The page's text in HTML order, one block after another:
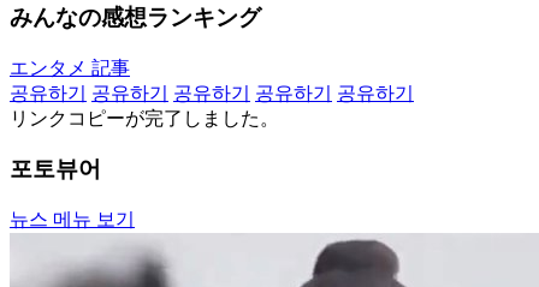
みんなの感想ランキング
エンタメ 記事
공유하기
공유하기 공유하기 공유하기
공유하기
リンクコピーが完了しました。
포토뷰어
뉴스 메뉴 보기